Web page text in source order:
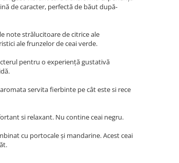
de caracter, perfectă de băut după-
note strălucitoare de citrice ale
ale frunzelor de ceai verde.
pentru o experiență gustativă
servita fierbinte pe cât este si rece
si relaxant. Nu contine ceai negru.
cu portocale și mandarine. Acest ceai